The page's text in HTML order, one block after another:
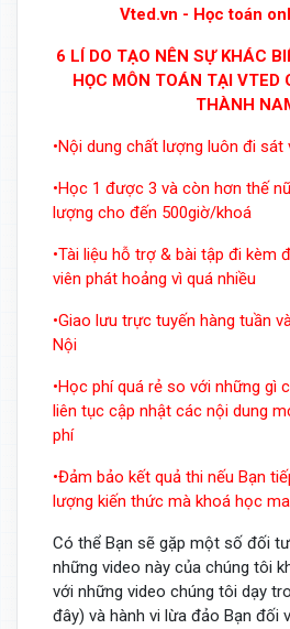
Vted.vn - Học toán
6 LÍ DO TẠO NÊN SỰ KHÁC
HỌC MÔN TOÁN TẠI VTED
THÀNH
•Nội dung chất lượng luôn đi
•Học 1 được 3 và còn hơn thế
lượng cho đến 500giờ/khoá
•Tài liệu hỗ trợ & bài tập đi kèm
viên phát hoảng vì quá nhiều
•Giao lưu trực tuyến hàng tuần
Nội
•Học phí quá rẻ so với những gì
liên tục cập nhật các nội dung
phí
•Đảm bảo kết quả thi nếu Bạn
lượng kiến thức mà khoá học
Có thể Bạn sẽ gặp một số đối
những video này của chúng tôi
với những video chúng tôi dạy
đây) và hành vi lừa đảo Bạn đối